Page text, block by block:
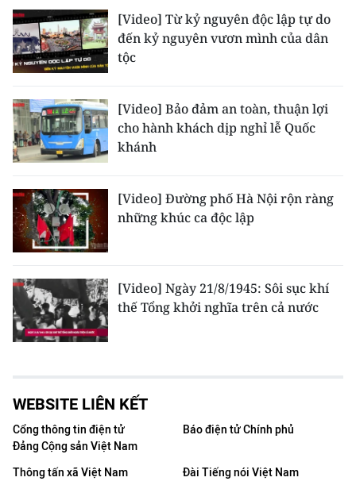
[Video] Từ kỷ nguyên độc lập tự do
đến kỷ nguyên vươn mình của dân
tộc
[Video] Bảo đảm an toàn, thuận lợi
cho hành khách dịp nghỉ lễ Quốc
khánh
[Video] Đường phố Hà Nội rộn ràng
những khúc ca độc lập
[Video] Ngày 21/8/1945: Sôi sục khí
thế Tổng khởi nghĩa trên cả nước
WEBSITE LIÊN KẾT
Cổng thông tin điện tử
Đảng Cộng sản Việt Nam
Báo điện tử Chính phủ
Thông tấn xã Việt Nam
Đài Tiếng nói Việt Nam